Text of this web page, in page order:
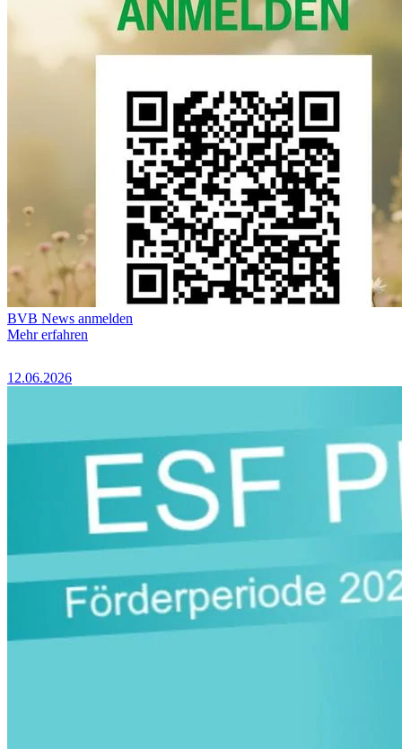
BVB News anmelden
Mehr erfahren
12.06.2026